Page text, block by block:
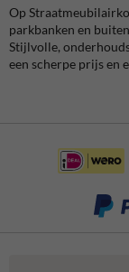
Op
parkbanken en
Stijlvolle,
een scherpe prijs en